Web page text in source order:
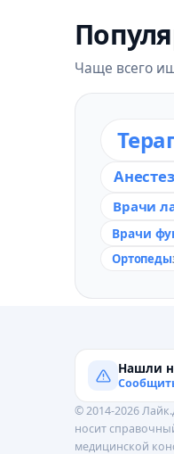
Чаще всего
Врачи
Врачи
Ортопеды
Нашли
© 2014-2026
носит
медицинской